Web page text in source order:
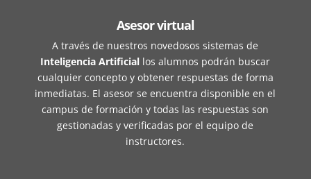
Asesor virtual
A través de nuestros novedosos sistemas de
Inteligencia Artificial los alumnos podrán buscar
cualquier concepto y obtener respuestas de forma
inmediatas. El asesor se encuentra disponible en el
campus de formación y todas las respuestas son
gestionadas y verificadas por el equipo de
instructores.